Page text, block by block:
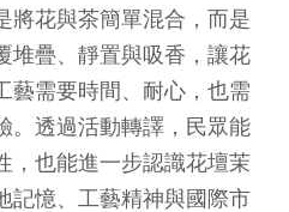
將花與茶簡單混合，而是
堆疊、靜置與吸香，讓花
藝需要時間、耐心，也需
。透過活動轉譯，民眾能
，也能進一步認識花壇茉
記憶、工藝精神與國際市